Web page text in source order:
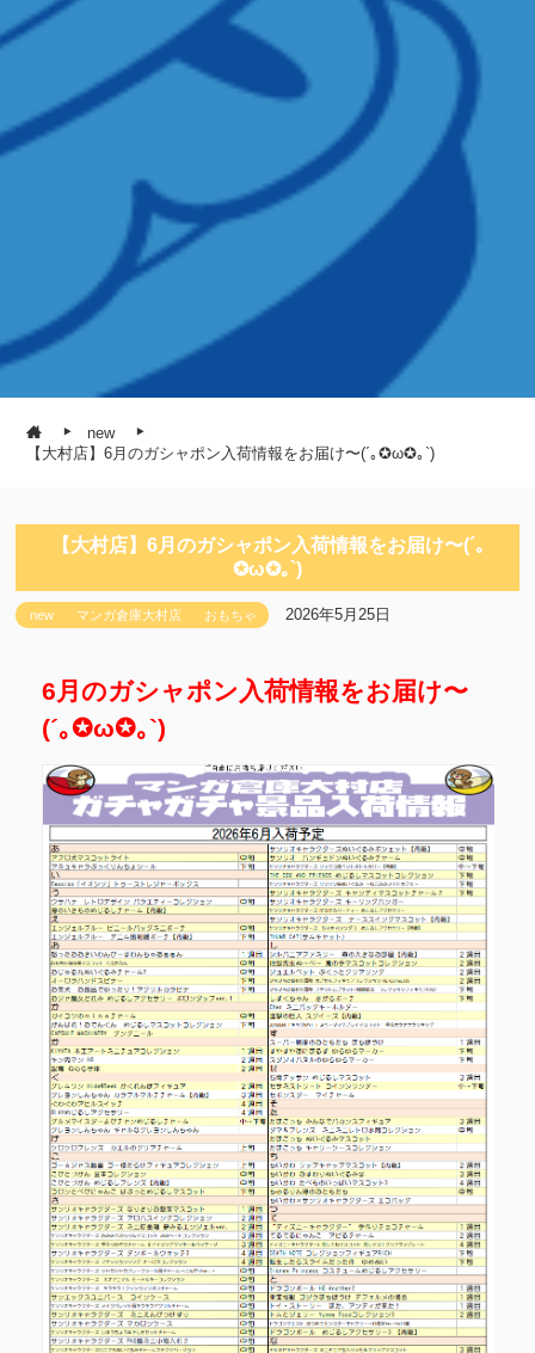
new
【大村店】6月のガシャポン入荷情報をお届け〜(´｡✪ω✪｡`)
【大村店】6月のガシャポン入荷情報をお届け〜(´｡
✪ω✪｡`)
new マンガ倉庫大村店 おもちゃ 2026年5月25日
6月のガシャポン入荷情報をお届け〜
(´｡✪ω✪｡`)